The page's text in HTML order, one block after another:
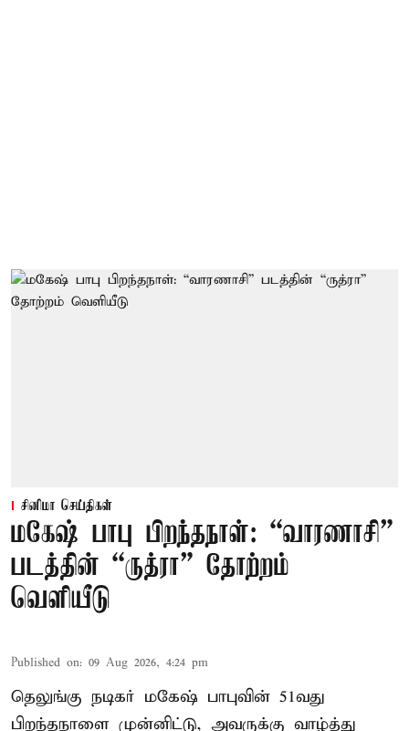
சினிமா செய்திகள்
மகேஷ் பாபு பிறந்தநாள்: “வாரணாசி”
படத்தின் “ருத்ரா” தோற்றம்
வெளியீடு
Published on: 09 Aug 2026, 4:24 pm
தெலுங்கு நடிகர் மகேஷ் பாபுவின் 51வது
பிறந்தநாளை முன்னிட்டு, அவருக்கு வாழ்த்து